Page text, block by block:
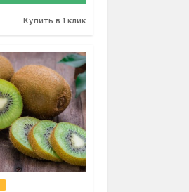
Купить в 1 клик